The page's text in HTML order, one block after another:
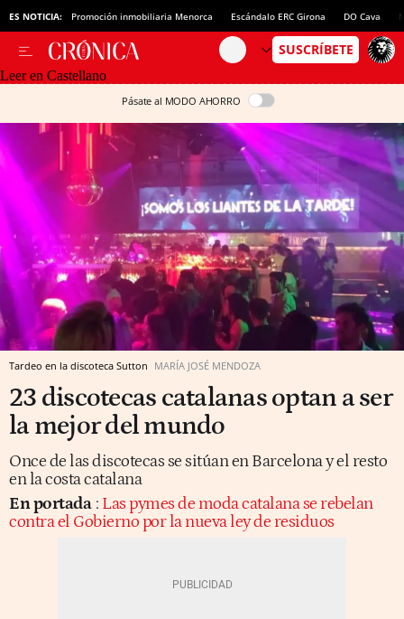
ES NOTICIA: Promoción inmobiliaria Menorca Escándalo ERC Girona DO Cava
Leer en Castellano
Pásate al MODO AHORRO
Tardeo en la discoteca Sutton MARÍA JOSÉ MENDOZA
23 discotecas catalanas optan a ser
la mejor del mundo
Once de las discotecas se sitúan en Barcelona y el resto
en la costa catalana
En portada : Las pymes de moda catalana se rebelan
contra el Gobierno por la nueva ley de residuos